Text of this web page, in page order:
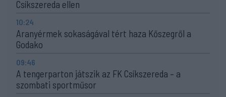
Csíkszereda ellen
10:24
Aranyérmek sokaságával tért haza Kőszegről a
Godako
09:46
A tengerparton játszik az FK Csíkszereda – a
szombati sportműsor